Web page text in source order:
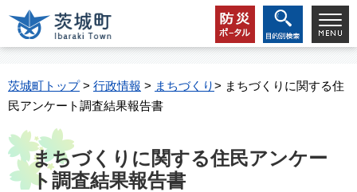
茨城町トップ> 行政情報 > まちづくり> まちづくりに関する住
民アンケート調査結果報告書
まちづくりに関する住民アンケー
ト調査結果報告書